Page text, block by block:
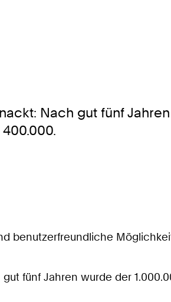
Nach gut fünf
benutzerfreundliche
fünf Jahren wurde der